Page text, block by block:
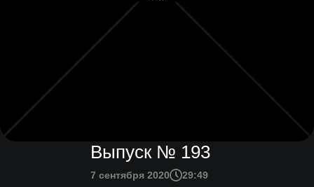
Выпуск № 193
7 сентября 2020 29:49